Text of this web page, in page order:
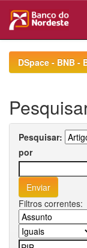
navigationDSpace - BNB -
Pesquisar:
por
Filtros correntes: